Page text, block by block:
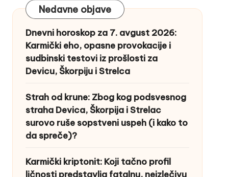
Nedavne objave
Dnevni horoskop za 7. avgust 2026:
Karmički eho, opasne provokacije i
sudbinski testovi iz prošlosti za
Devicu, Škorpiju i Strelca
Strah od krune: Zbog kog podsvesnog
straha Devica, Škorpija i Strelac
surovo ruše sopstveni uspeh (i kako to
da spreče)?
Karmički kriptonit: Koji tačno profil
ličnosti predstavlja fatalnu, neizlečivu